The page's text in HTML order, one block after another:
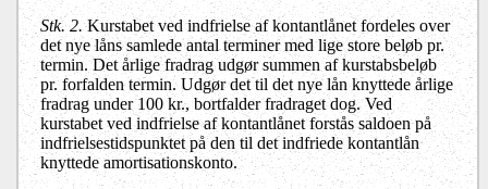
Stk. 2.Kurstabet ved indfrielse af kontantlånet fordeles over
det nye låns samlede antal terminer med lige store beløb pr.
termin. Det årlige fradrag udgør summen af kurstabsbeløb
pr. forfalden termin. Udgør det til det nye lån knyttede årlige
fradrag under 100 kr., bortfalder fradraget dog. Ved
kurstabet ved indfrielse af kontantlånet forstås saldoen på
indfrielsestidspunktet på den til det indfriede kontantlån
knyttede amortisationskonto.